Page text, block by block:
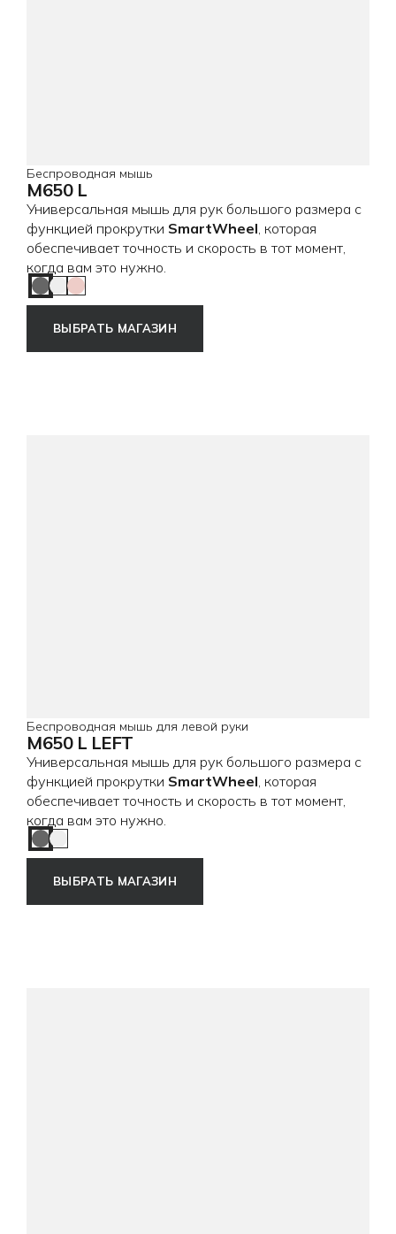
Беспроводная мышь
M650 L
Универсальная мышь для рук большого размера с
функцией прокрутки SmartWheel , которая
обеспечивает точность и скорость в тот момент,
когда вам это нужно.
Graphite
Off White
Rose
ВЫБРАТЬ МАГАЗИН
Беспроводная мышь для левой руки
M650 L LEFT
Универсальная мышь для рук большого размера с
функцией прокрутки SmartWheel , которая
обеспечивает точность и скорость в тот момент,
когда вам это нужно.
Graphite
Off White
ВЫБРАТЬ МАГАЗИН